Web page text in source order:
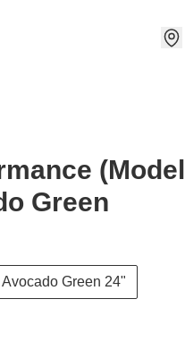
(Model
Green
Avocado Green 24"